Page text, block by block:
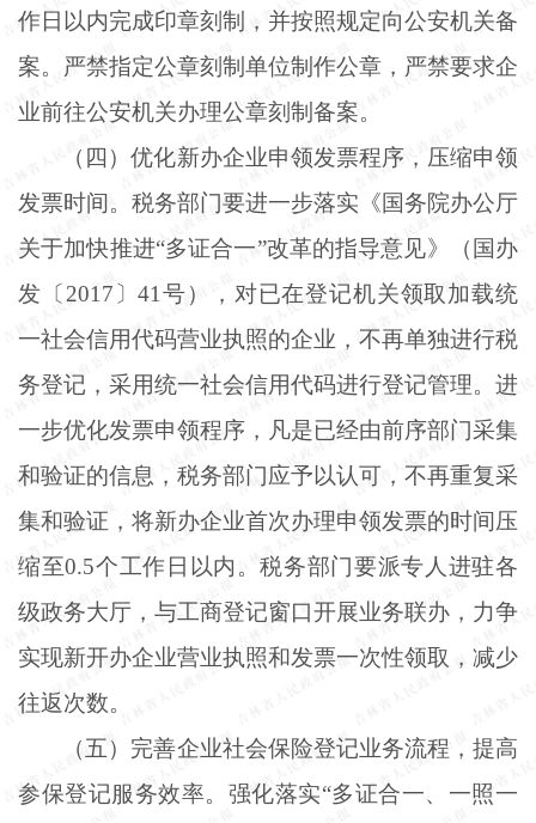
作日以内完成印章刻制，并按照规定向公安机关备
案。严禁指定公章刻制单位制作公章，严禁要求企
业前往公安机关办理公章刻制备案。
（四）优化新办企业申领发票程序，压缩申领
发票时间。税务部门要进一步落实《国务院办公厅
关于加快推进“多证合一”改革的指导意见》（国办
发〔2017〕41号），对已在登记机关领取加载统
一社会信用代码营业执照的企业，不再单独进行税
务登记，采用统一社会信用代码进行登记管理。进
一步优化发票申领程序，凡是已经由前序部门采集
和验证的信息，税务部门应予以认可，不再重复采
集和验证，将新办企业首次办理申领发票的时间压
缩至0.5个工作日以内。税务部门要派专人进驻各
级政务大厅，与工商登记窗口开展业务联办，力争
实现新开办企业营业执照和发票一次性领取，减少
往返次数。
（五）完善企业社会保险登记业务流程，提高
参保登记服务效率。强化落实“多证合一、一照一